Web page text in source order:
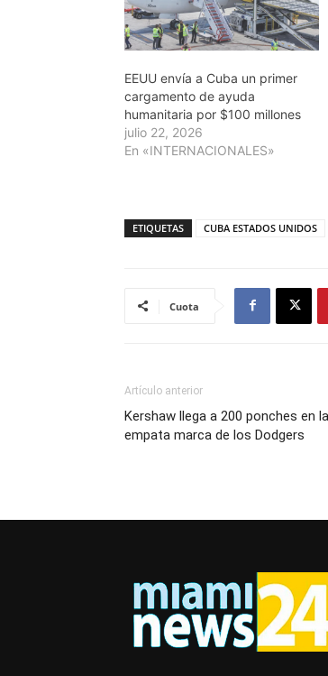
EEUU envía a Cuba un primer
cargamento de ayuda
humanitaria por $100 millones
julio 22, 2026
En «INTERNACIONALES»
ETIQUETAS CUBA ESTADOS UNIDOS
Cuota
Artículo anterior
Kershaw llega a 200 ponches en
empata marca de los Dodgers